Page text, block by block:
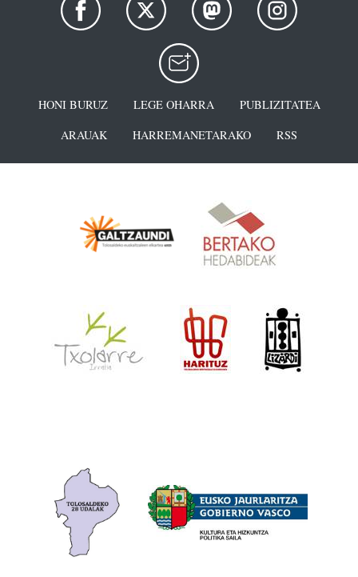
HONI BURUZ LEGE OHARRA
PUBLIZITATEA
ARAUAK
HARREMANETARAKO RSS